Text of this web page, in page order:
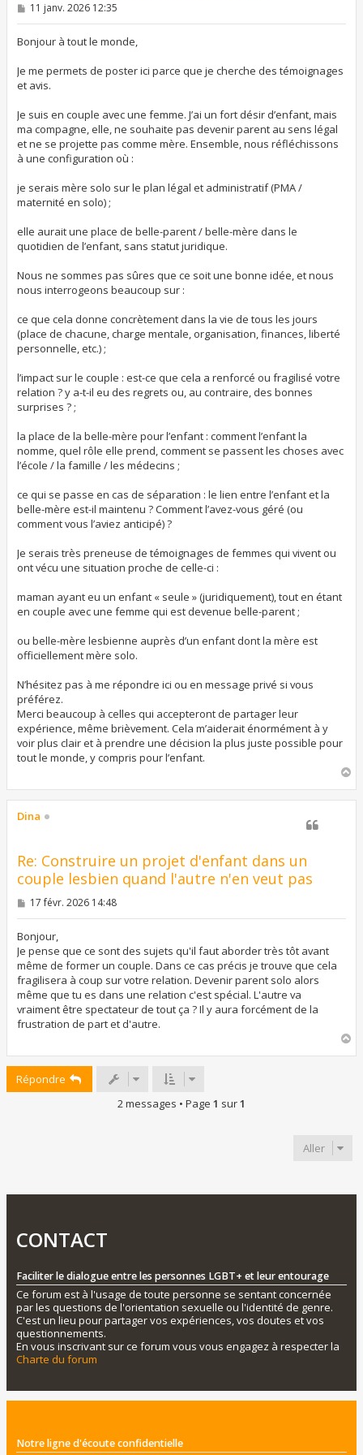
M
s
e
11 janv. 2026 12:35
Bonjour à tout le monde,
Je me permets de poster ici parce que je cherche des témoignages
et avis.
Je suis en couple avec une femme. J’ai un fort désir d’enfant, mais
ma compagne, elle, ne souhaite pas devenir parent au sens légal
et ne se projette pas comme mère. Ensemble, nous réfléchissons
à une configuration où :
je serais mère solo sur le plan légal et administratif (PMA /
maternité en solo) ;
elle aurait une place de belle-parent / belle-mère dans le
quotidien de l’enfant, sans statut juridique.
Nous ne sommes pas sûres que ce soit une bonne idée, et nous
nous interrogeons beaucoup sur :
ce que cela donne concrètement dans la vie de tous les jours
(place de chacune, charge mentale, organisation, finances, liberté
personnelle, etc.) ;
l’impact sur le couple : est-ce que cela a renforcé ou fragilisé votre
relation ? y a-t-il eu des regrets ou, au contraire, des bonnes
surprises ? ;
la place de la belle-mère pour l’enfant : comment l’enfant la
nomme, quel rôle elle prend, comment se passent les choses avec
l’école / la famille / les médecins ;
ce qui se passe en cas de séparation : le lien entre l’enfant et la
belle-mère est-il maintenu ? Comment l’avez-vous géré (ou
comment vous l’aviez anticipé) ?
Je serais très preneuse de témoignages de femmes qui vivent ou
ont vécu une situation proche de celle-ci :
maman ayant eu un enfant « seule » (juridiquement), tout en étant
en couple avec une femme qui est devenue belle-parent ;
ou belle-mère lesbienne auprès d’un enfant dont la mère est
officiellement mère solo.
N’hésitez pas à me répondre ici ou en message privé si vous
préférez.
Merci beaucoup à celles qui accepteront de partager leur
expérience, même brièvement. Cela m’aiderait énormément à y
voir plus clair et à prendre une décision la plus juste possible pour
tout le monde, y compris pour l’enfant.
u
Dina
Re: Construire un projet d'enfant dans un
couple lesbien quand l'autre n'en veut pas
M
s
a
g
e
17 févr. 2026 14:48
Bonjour,
Je pense que ce sont des sujets qu'il faut aborder très tôt avant
même de former un couple. Dans ce cas précis je trouve que cela
fragilisera à coup sur votre relation. Devenir parent solo alors
même que tu es dans une relation c'est spécial. L'autre va
vraiment être spectateur de tout ça ? Il y aura forcément de la
frustration de part et d'autre.
Répondre
2 messages • Page 1 sur1
Aller
CONTACT
Faciliter le dialogue entre les personnes LGBT+ et leur entourage
Ce forum est à l'usage de toute personne se sentant concernée
par les questions de l'orientation sexuelle ou l'identité de genre.
C'est un lieu pour partager vos expériences, vos doutes et vos
questionnements.
En vous inscrivant sur ce forum vous vous engagez à respecter la
Charte du forum
Notre ligne d'écoute confidentielle